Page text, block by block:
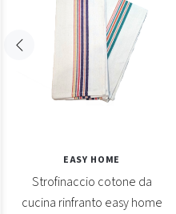
EASY HOME
Strofinaccio cotone da
cucina rinfranto easy home